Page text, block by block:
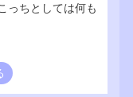
っちとしては何も